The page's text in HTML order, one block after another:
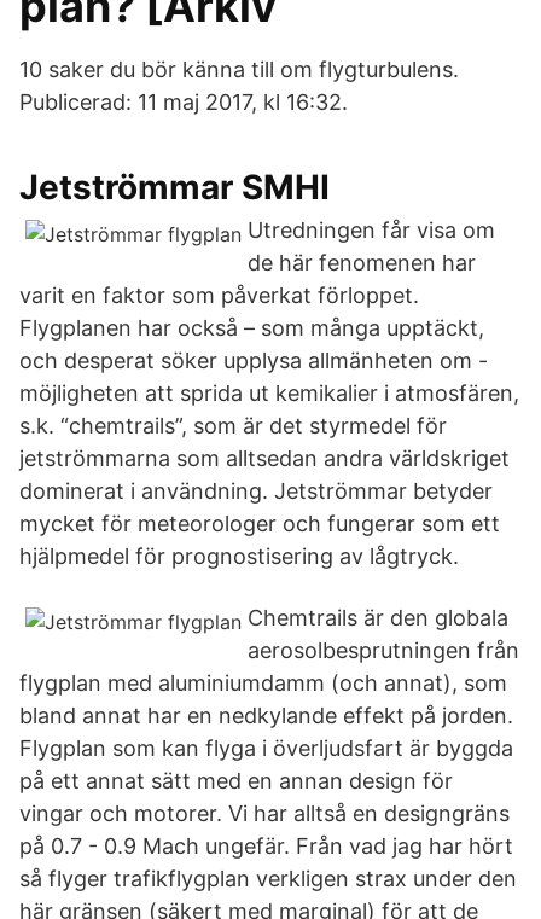
10 saker du bör känna till om flygturbulens.
Publicerad: 11 maj 2017, kl 16:32.
Jetströmmar SMHI
Utredningen får visa om
de här fenomenen har
varit en faktor som påverkat förloppet.
Flygplanen har också – som många upptäckt,
och desperat söker upplysa allmänheten om -
möjligheten att sprida ut kemikalier i atmosfären,
s.k. “chemtrails”, som är det styrmedel för
jetströmmarna som alltsedan andra världskriget
dominerat i användning. Jetströmmar betyder
mycket för meteorologer och fungerar som ett
hjälpmedel för prognostisering av lågtryck.
Chemtrails är den globala
aerosolbesprutningen från
flygplan med aluminiumdamm (och annat), som
bland annat har en nedkylande effekt på jorden.
Flygplan som kan flyga i överljudsfart är byggda
på ett annat sätt med en annan design för
vingar och motorer. Vi har alltså en designgräns
på 0.7 - 0.9 Mach ungefär. Från vad jag har hört
så flyger trafikflygplan verkligen strax under den
här gränsen (säkert med marginal) för att de